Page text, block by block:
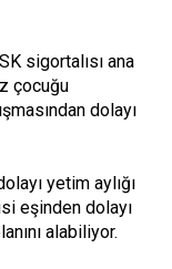
sigortalısı ana
çocuğu
dolayı
yetim aylığı
eşinden dolayı
alabiliyor.